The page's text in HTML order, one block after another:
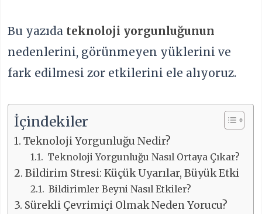
Bu yazıda teknoloji yorgunluğunun
nedenlerini, görünmeyen yüklerini ve
fark edilmesi zor etkilerini ele alıyoruz.
İçindekiler
Teknoloji Yorgunluğu Nedir?
Teknoloji Yorgunluğu Nasıl Ortaya Çıkar?
Bildirim Stresi: Küçük Uyarılar, Büyük Etki
Bildirimler Beyni Nasıl Etkiler?
Sürekli Çevrimiçi Olmak Neden Yorucu?